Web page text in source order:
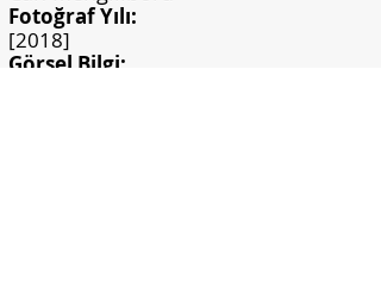
Fotoğraf Yılı:
[2018]
Görsel Bilgi: